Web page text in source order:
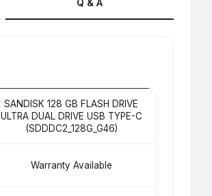
SANDISK 128 GB FLASH DRIVE
ULTRA DUAL DRIVE USB TYPE-C
(SDDDC2_128G_G46)
Warranty Available